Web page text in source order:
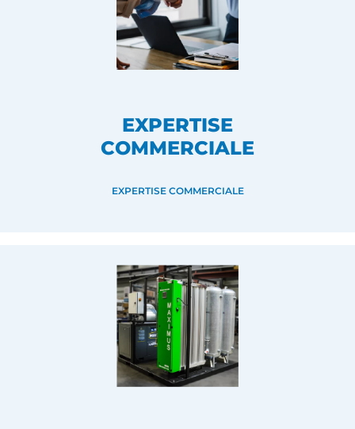
EXPERTISE
COMMERCIALE
EXPERTISE COMMERCIALE